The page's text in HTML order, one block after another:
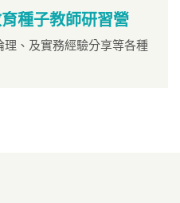
種子教師研習營
、及實務經驗分享等各種